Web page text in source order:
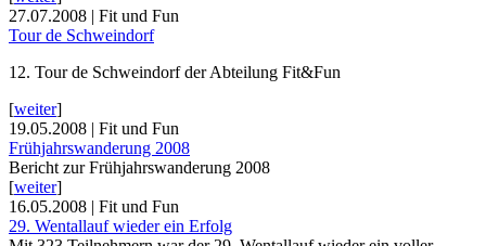
27.07.2008 | Fit und Fun
Tour de Schweindorf
12. Tour de Schweindorf der Abteilung Fit&Fun
[weiter]
19.05.2008 | Fit und Fun
Frühjahrswanderung 2008
Bericht zur Frühjahrswanderung 2008
[weiter]
16.05.2008 | Fit und Fun
29. Wentallauf wieder ein Erfolg